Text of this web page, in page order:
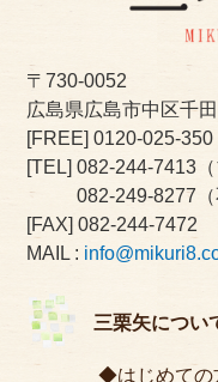
〒730-0052
広島県広島市中区千
[FREE]0120-025-350
[TEL] 082-244-7413
082-249-8277
[FAX] 082-244-7472
MAIL :
三栗矢につい
はじめての